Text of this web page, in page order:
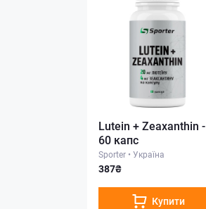
Lutein + Zeaxanthin -
60 капс
Sporter • Україна
387₴
Купити